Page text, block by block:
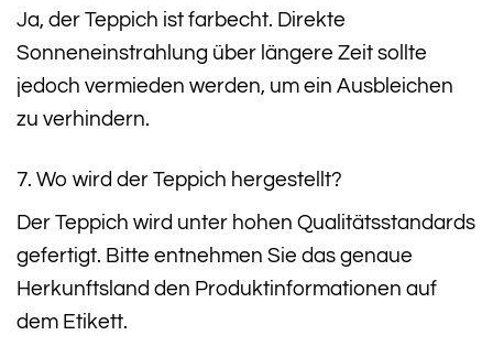
Ja, der Teppich ist farbecht. Direkte
Sonneneinstrahlung über längere Zeit sollte
jedoch vermieden werden, um ein Ausbleichen
zu verhindern.
7. Wo wird der Teppich hergestellt?
Der Teppich wird unter hohen Qualitätsstandards
gefertigt. Bitte entnehmen Sie das genaue
Herkunftsland den Produktinformationen auf
dem Etikett.